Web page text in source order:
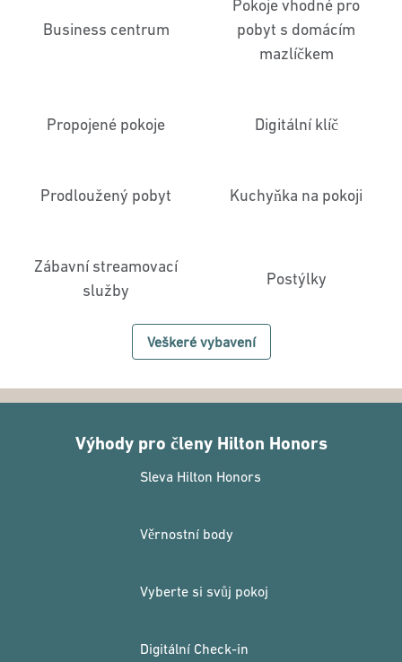
Business centrum
Pokoje vhodné pro
pobyt s domácím
mazlíčkem
Propojené pokoje Digitální klíč
Prodloužený pobyt Kuchyňka na pokoji
Zábavní streamovací
služby
Postýlky
Veškeré vybavení
Výhody pro členy Hilton Honors
Sleva Hilton Honors
Věrnostní body
Vyberte si svůj pokoj
Digitální Check-in